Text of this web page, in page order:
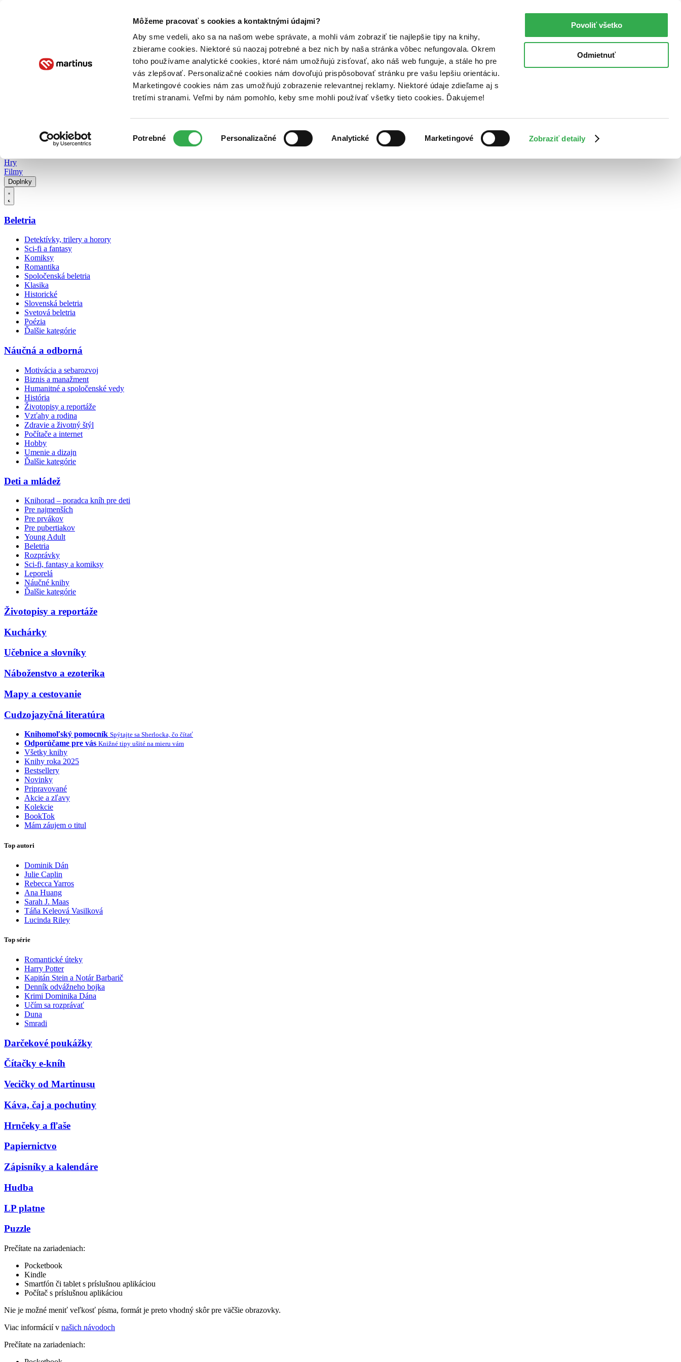
Môžeme pracovať s cookies a kontaktnými údajmi?
Aby sme vedeli, ako sa na našom webe správate, a mohli vám zobraziť tie najlepšie tipy na knihy,
zbierame cookies. Niektoré sú naozaj potrebné a bez nich by naša stránka vôbec nefungovala. Okrem
toho používame analytické cookies, ktoré nám umožňujú zisťovať, ako náš web funguje, a stále ho pre
vás zlepšovať. Personalizačné cookies nám dovoľujú prispôsobovať stránku pre vašu lepšiu orientáciu.
Marketingové cookies nám zas umožňujú zobrazenie relevantnej reklamy. Niektoré údaje zdieľame aj s
tretími stranami. Veľmi by nám pomohlo, keby sme mohli používať všetky tieto cookies. Ďakujeme!
súhlasu
Potrebné Personalizačné Analytické Marketingové Zobraziť detaily
Povoliť všetko
Odmietnuť
Poukážky Kontakt
Hry
Filmy
Doplnky
Beletria
Detektívky, trilery a horory
Sci-fi a fantasy
Komiksy
Romantika
Spoločenská beletria
Klasika
Historické
Slovenská beletria
Svetová beletria
Poézia
Ďalšie kategórie
Náučná a odborná
Motivácia a sebarozvoj
Biznis a manažment
Humanitné a spoločenské vedy
História
Životopisy a reportáže
Vzťahy a rodina
Zdravie a životný štýl
Počítače a internet
Hobby
Umenie a dizajn
Ďalšie kategórie
Deti a mládež
Knihorad – poradca kníh pre deti
Pre najmenších
Pre prvákov
Pre pubertiakov
Young Adult
Beletria
Rozprávky
Sci-fi, fantasy a komiksy
Leporelá
Náučné knihy
Ďalšie kategórie
Životopisy a reportáže
Kuchárky
Učebnice a slovníky
Náboženstvo a ezoterika
Mapy a cestovanie
Cudzojazyčná literatúra
Knihomoľský pomocník Spýtajte sa Sherlocka, čo čítať
Odporúčame pre vás Knižné tipy ušité na mieru vám
Všetky knihy
Knihy roka 2025
Bestsellery
Novinky
Pripravované
Akcie a zľavy
Kolekcie
BookTok
Mám záujem o titul
Top autori
Dominik Dán
Julie Caplin
Rebecca Yarros
Ana Huang
Sarah J. Maas
Táňa Keleová Vasilková
Lucinda Riley
Top série
Romantické úteky
Harry Potter
Kapitán Stein a Notár Barbarič
Denník odvážneho bojka
Krimi Dominika Dána
Učím sa rozprávať
Duna
Smradi
Darčekové poukážky
Čítačky e-kníh
Vecičky od Martinusu
Káva, čaj a pochutiny
Hrnčeky a fľaše
Papiernictvo
Zápisníky a kalendáre
Hudba
LP platne
Puzzle
Prečítate na zariadeniach:
Pocketbook
Kindle
Smartfón či tablet s príslušnou aplikáciou
Počítač s príslušnou aplikáciou
Nie je možné meniť veľkosť písma, formát je preto vhodný skôr pre väčšie obrazovky.
Viac informácií v našich návodoch
Prečítate na zariadeniach: